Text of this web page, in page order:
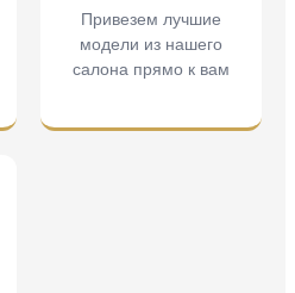
Привезем лучшие
модели из нашего
салона прямо к вам